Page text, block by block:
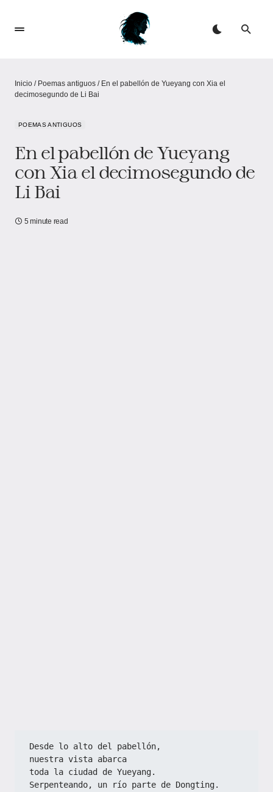
Inicio / Poemas antiguos / En el pabellón de Yueyang con Xia el
decimosegundo de Li Bai
POEMAS ANTIGUOS
En el pabellón de Yueyang
con Xia el decimosegundo de
Li Bai
5 minute read
Desde lo alto del pabellón,
nuestra vista abarca
toda la ciudad de Yueyang.
Serpenteando, un río parte de Dongting.